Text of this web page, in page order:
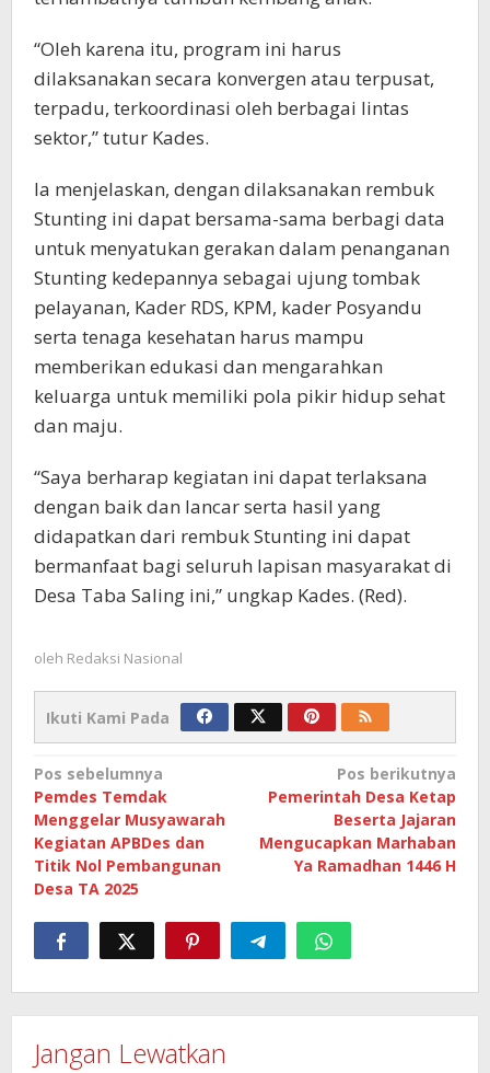
“Oleh karena itu, program ini harus
dilaksanakan secara konvergen atau terpusat,
terpadu, terkoordinasi oleh berbagai lintas
sektor,” tutur Kades.
Ia menjelaskan, dengan dilaksanakan rembuk
Stunting ini dapat bersama-sama berbagi data
untuk menyatukan gerakan dalam penanganan
Stunting kedepannya sebagai ujung tombak
pelayanan, Kader RDS, KPM, kader Posyandu
serta tenaga kesehatan harus mampu
memberikan edukasi dan mengarahkan
keluarga untuk memiliki pola pikir hidup sehat
dan maju.
“Saya berharap kegiatan ini dapat terlaksana
dengan baik dan lancar serta hasil yang
didapatkan dari rembuk Stunting ini dapat
bermanfaat bagi seluruh lapisan masyarakat di
Desa Taba Saling ini,” ungkap Kades. (Red).
oleh Redaksi Nasional
Ikuti Kami Pada
Navigasi
pos
Pos sebelumnya
Pemdes Temdak
Menggelar Musyawarah
Kegiatan APBDes dan
Titik Nol Pembangunan
Desa TA 2025
Pos berikutnya
Pemerintah Desa Ketap
Beserta Jajaran
Mengucapkan Marhaban
Ya Ramadhan 1446 H
Jangan Lewatkan